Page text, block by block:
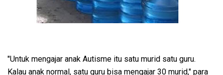
"Untuk mengajar anak Autisme itu satu murid satu guru.
Kalau anak normal, satu guru bisa mengajar 30 murid," para